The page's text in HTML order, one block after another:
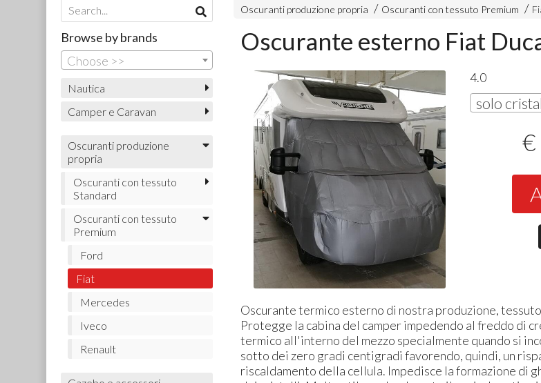
Oscuranti produzione propria Oscuranti con tessuto Premium
Oscurante esterno Fiat
4.0
€
Oscurante termico esterno di nostra produzione,
Protegge la cabina del camper impedendo al freddo di
termico all'interno del mezzo specialmente quando si
sotto dei zero gradi centigradi favorendo, quindi, un
riscaldamento della cellula. Impedisce la formazione di
Browse by brands
Choose >>
Nautica
Camper e Caravan
Oscuranti produzione
propria
Oscuranti con tessuto
Standard
Oscuranti con tessuto
Premium
Ford
Fiat
Mercedes
Iveco
Renault